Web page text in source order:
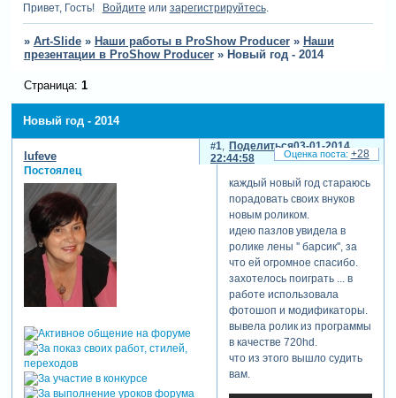
Привет, Гость! Войдите или зарегистрируйтесь.
» Art-Slide » Наши работы в ProShow Producer » Наши
презентации в ProShow Producer » Новый год - 2014
Новый год - 2014
Страница: 1
Поделиться
1
03-01-2014
22:44:58
lufeve
Постоялец
каждый новый год стараюсь
порадовать своих внуков
новым роликом.
идею пазлов увидела в
ролике лены '' барсик'', за
что ей огромное спасибо.
захотелось поиграть ... в
работе использовала
фотошоп и модификаторы.
вывела ролик из программы
в качестве 720hd.
что из этого вышло судить
вам.
+28